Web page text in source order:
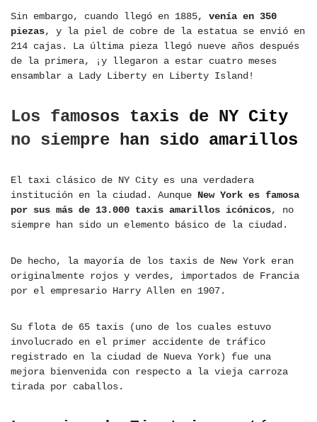
Sin embargo, cuando llegó en 1885, venía en 350
piezas, y la piel de cobre de la estatua se envió en
214 cajas. La última pieza llegó nueve años después
de la primera, ¡y llegaron a estar cuatro meses
ensamblar a Lady Liberty en Liberty Island!
Los famosos taxis de NY City
no siempre han sido amarillos
El taxi clásico de NY City es una verdadera
institución en la ciudad. Aunque New York es famosa
por sus más de 13.000 taxis amarillos icónicos, no
siempre han sido un elemento básico de la ciudad.
De hecho, la mayoría de los taxis de New York eran
originalmente rojos y verdes, importados de Francia
por el empresario Harry Allen en 1907.
Su flota de 65 taxis (uno de los cuales estuvo
involucrado en el primer accidente de tráfico
registrado en la ciudad de Nueva York) fue una
mejora bienvenida con respecto a la vieja carroza
tirada por caballos.